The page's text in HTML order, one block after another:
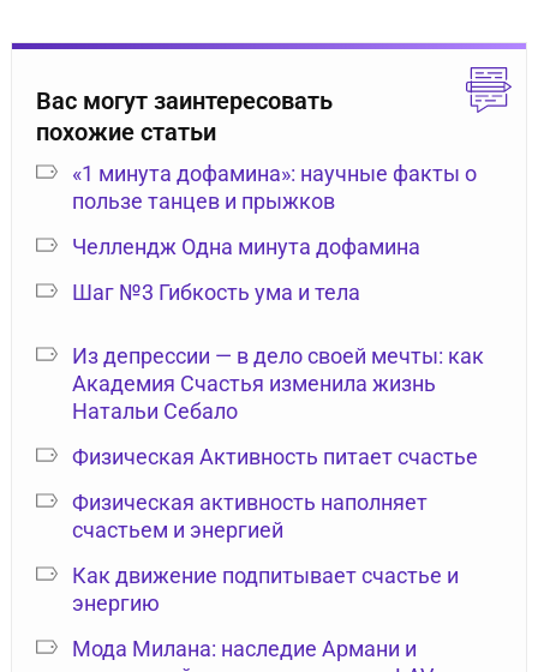
Вас могут заинтересовать
похожие статьи
«1 минута дофамина»: научные факты о
пользе танцев и прыжков
Челлендж Одна минута дофамина
Шаг №3 Гибкость ума и тела
Из депрессии — в дело своей мечты: как
Академия Счастья изменила жизнь
Натальи Себало
Физическая Активность питает счастье
Физическая активность наполняет
счастьем и энергией
Как движение подпитывает счастье и
энергию
Мода Милана: наследие Армани и